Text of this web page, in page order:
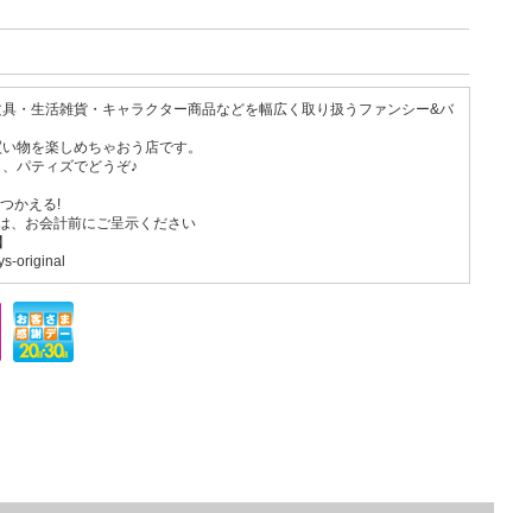
・生活雑貨・キャラクター商品などを幅広く取り扱うファンシー&バ
物を楽しめちゃおう店です。
パティズでどうぞ♪
かえる!
、お会計前にご呈示ください
original